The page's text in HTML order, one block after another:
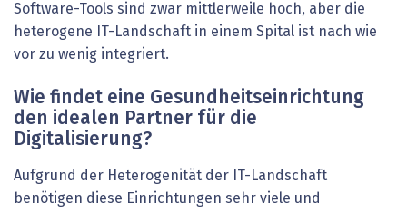
Software-Tools sind zwar mittlerweile hoch, aber die
heterogene IT-Landschaft in einem Spital ist nach wie
vor zu wenig integriert.
Wie findet eine Gesundheitseinrichtung
den idealen Partner für die
Digitalisierung?
Aufgrund der Heterogenität der IT-Landschaft
benötigen diese Einrichtungen sehr viele und